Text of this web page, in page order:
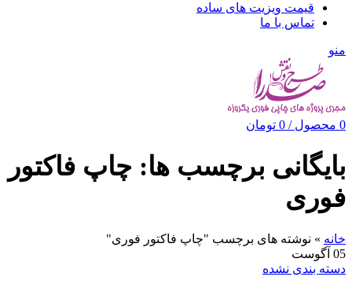
قیمت ویزیت های ساده
تماس با ما
منو
0 محصول /
0 تومان
بایگانی برچسب ها: چاپ فاکتور
فوری
خانه » نوشته های برچسب "چاپ فاکتور فوری"
05 آگوست
دسته بندی نشده